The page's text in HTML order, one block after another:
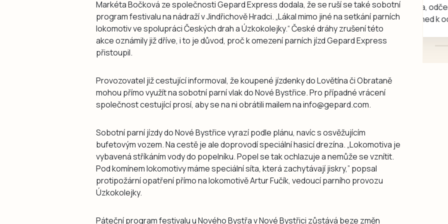
Markéta Bočková ze společnosti Gepard Express dodala, že se ruší se také sobotní
program festivalu na nádraží v Jindřichově Hradci. „Lákal mimo jiné na setkání parních
lokomotiv ve spolupráci Českých drah a Úzkokolejky.“ České dráhy zrušení této
akce oznámily již dříve, i to je důvod, proč k omezení parních jízd Gepard Express
přistoupil.
Provozovatel již cestující informoval, že koupené jízdenky do Lovětína či Obrataně
mohou přímo využít na sobotní parní vlak do Nové Bystřice. Pro případné vrácení
společnost cestující prosí, aby se na ni obrátili mailem na info@gepard.com.
Sobotní parní jízdy do Nové Bystřice vyrazí podle plánu, navíc s osvěžujícím
bufetovým vozem. Na cestě je ale doprovodí speciální hasicí drezína. „Lokomotiva je
vybavená stříkáním vody do popelníku. Popel se tak ochlazuje a nemůže se vznítit.
Pod komínem lokomotivy máme speciální síta, která zachytávají jiskry,” popsal
protipožární opatření přímo na lokomotivě Artur Fučík, vedoucí parního provozu
Úzkokolejky.
Páteční program festivalu u Nového Bystřa v Nové Bystřici zůstává beze změn
kotě-kočka, odčervené,
mazlivé, ihned k odběru.